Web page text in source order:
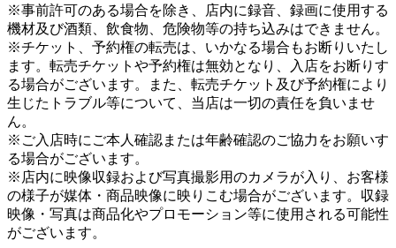
※事前許可のある場合を除き、店内に録音、録画に使用する
機材及び酒類、飲食物、危険物等の持ち込みはできません。
※チケット、予約権の転売は、いかなる場合もお断りいたし
ます。転売チケットや予約権は無効となり、入店をお断りす
る場合がございます。また、転売チケット及び予約権により
生じたトラブル等について、当店は一切の責任を負いませ
ん。
※ご入店時にご本人確認または年齢確認のご協力をお願いす
る場合がございます。
※店内に映像収録および写真撮影用のカメラが入り、お客様
の様子が媒体・商品映像に映りこむ場合がございます。収録
映像・写真は商品化やプロモーション等に使用される可能性
がございます。